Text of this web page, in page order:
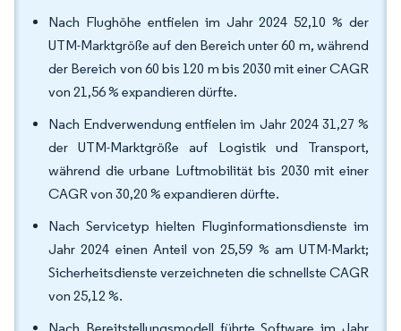
Nach Flughöhe entfielen im Jahr 2024 52,10 % der
UTM-Marktgröße auf den Bereich unter 60 m, während
der Bereich von 60 bis 120 m bis 2030 mit einer CAGR
von 21,56 % expandieren dürfte.
Nach Endverwendung entfielen im Jahr 2024 31,27 %
der UTM-Marktgröße auf Logistik und Transport,
während die urbane Luftmobilität bis 2030 mit einer
CAGR von 30,20 % expandieren dürfte.
Nach Servicetyp hielten Fluginformationsdienste im
Jahr 2024 einen Anteil von 25,59 % am UTM-Markt;
Sicherheitsdienste verzeichneten die schnellste CAGR
von 25,12 %.